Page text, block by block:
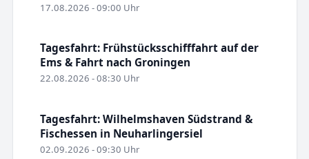
17.08.2026 - 09:00 Uhr
Tagesfahrt: Frühstücksschifffahrt auf der
Ems & Fahrt nach Groningen
22.08.2026 - 08:30 Uhr
Tagesfahrt: Wilhelmshaven Südstrand &
Fischessen in Neuharlingersiel
02.09.2026 - 09:30 Uhr